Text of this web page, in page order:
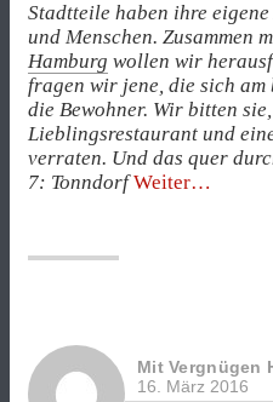
Stadtteile haben ihre
und Menschen. Zusammen
Hamburg wollen wir
fragen wir jene, die sich am
die Bewohner. Wir bitten
Lieblingsrestaurant und
verraten. Und das quer
7: Tonndorf Weiter„Eine
Mit Vergnügen
16. März 2016